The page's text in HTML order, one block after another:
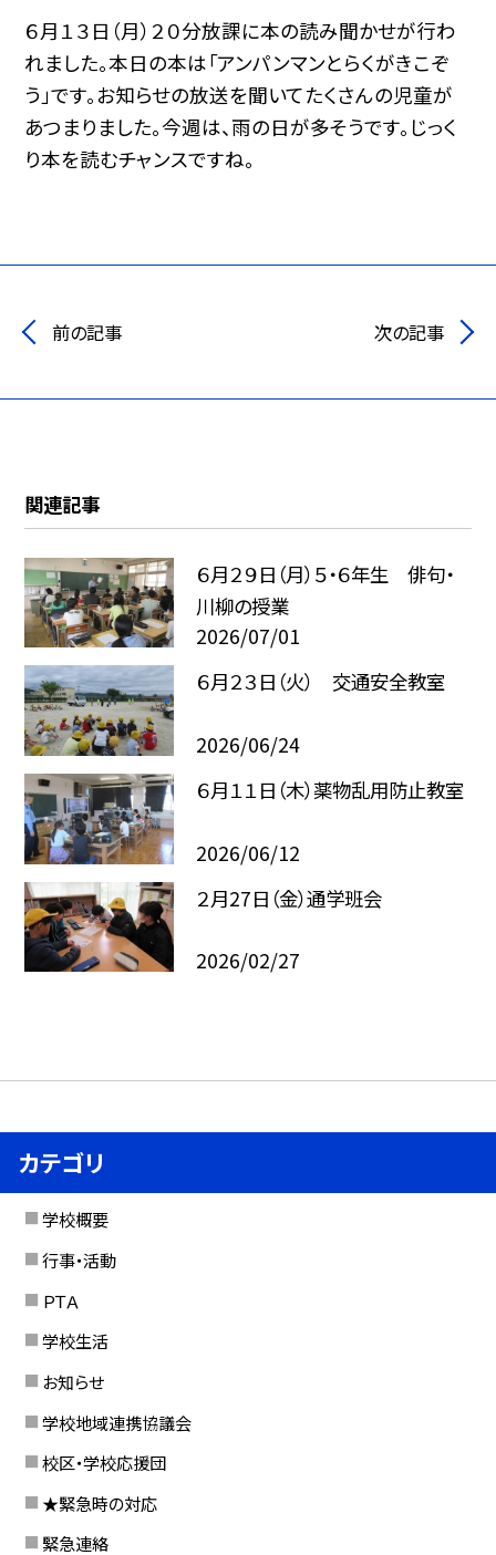
６月１３日（月）２０分放課に本の読み聞かせが行わ
れました。本日の本は「アンパンマンとらくがきこぞ
う」です。お知らせの放送を聞いてたくさんの児童が
あつまりました。今週は、雨の日が多そうです。じっく
り本を読むチャンスですね。
前の記事 次の記事
関連記事
６月２９日（月）５・６年生 俳句・
川柳の授業
2026/07/01
６月２３日（火） 交通安全教室
2026/06/24
６月１１日（木）薬物乱用防止教室
2026/06/12
２月27日（金）通学班会
2026/02/27
カテゴリ
学校概要
行事・活動
ＰＴＡ
学校生活
お知らせ
学校地域連携協議会
校区・学校応援団
★緊急時の対応
緊急連絡